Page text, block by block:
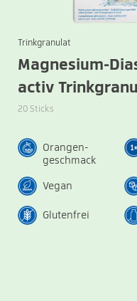
Trinkgranulat
Magnesium-
activ
20 Sticks
Orangen-
geschmack
Vegan
Glutenfrei